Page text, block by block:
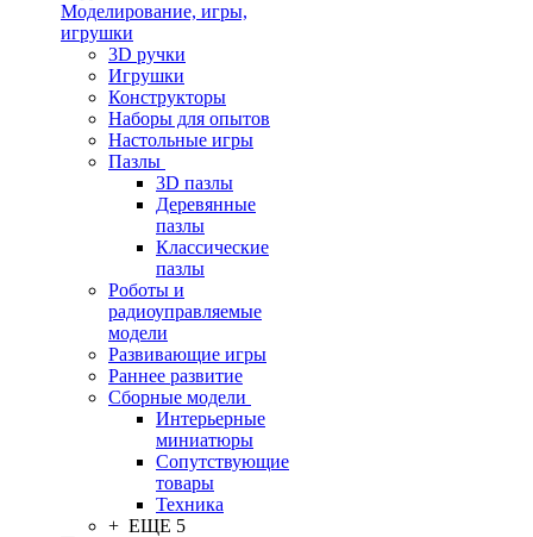
Моделирование, игры,
игрушки
3D ручки
Игрушки
Конструкторы
Наборы для опытов
Настольные игры
Пазлы
3D пазлы
Деревянные
пазлы
Классические
пазлы
Роботы и
радиоуправляемые
модели
Развивающие игры
Раннее развитие
Сборные модели
Интерьерные
миниатюры
Сопутствующие
товары
Техника
+ ЕЩЕ 5